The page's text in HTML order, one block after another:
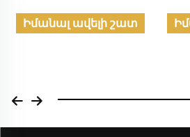
Իմանալ ավելի շատ